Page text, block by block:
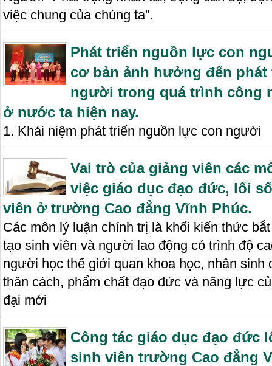
việc chung của chúng ta”.
Phát triển nguồn lực con
cơ bản ảnh hưởng đến
người trong quá trình công
ở nước ta hiện nay.
1. Khái niệm phát triển nguồn lực con người
Vai trò của giảng viên các
việc giáo dục đạo đức, lối
viên ở trường Cao đẳng Vĩnh Phúc.
Các môn lý luận chính trị là khối kiến thức
tạo sinh viên và người lao động có trình độ
người học thế giới quan khoa học, nhân sinh
thân cách, phẩm chất đạo đức và năng lực
đại mới
Công tác giáo dục đạo đức
sinh viên trường Cao đẳng